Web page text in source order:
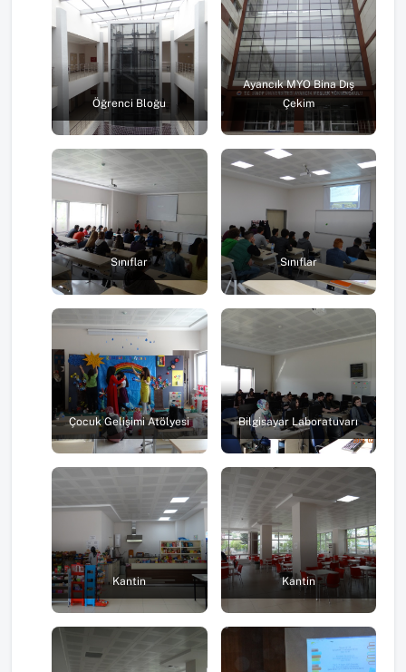
Öğrenci Bloğu
Ayancık MYO Bina Dış
Çekim
Sınıflar Sınıflar
Çocuk Gelişimi Atölyesi Bilgisayar Laboratuvarı
Kantin Kantin